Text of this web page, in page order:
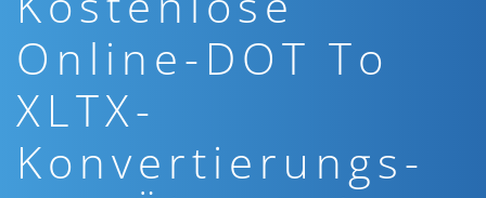
Online-DOT To
XLTX-
Konvertierungs-